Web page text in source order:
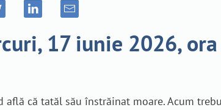
17 iunie 2026,
că tatăl său înstrăinat moare. Acum